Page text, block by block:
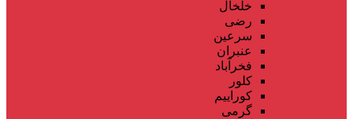
خلخال
رضی
سرعین
عنبران
فخرآباد
کلور
کوراییم
گرمی